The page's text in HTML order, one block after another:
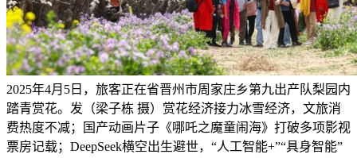
2025年4月5日，旅客正在省晋州市周家庄乡第九出产队梨园内
踏青赏花。发（梁子栋 摄）赏花经济接力冰雪经济，文旅消
费热度不减；国产动画片子《哪吒之魔童闹海》打破多项影视
票房记载；DeepSeek横空出生避世，“人工智能+”“具身智能”